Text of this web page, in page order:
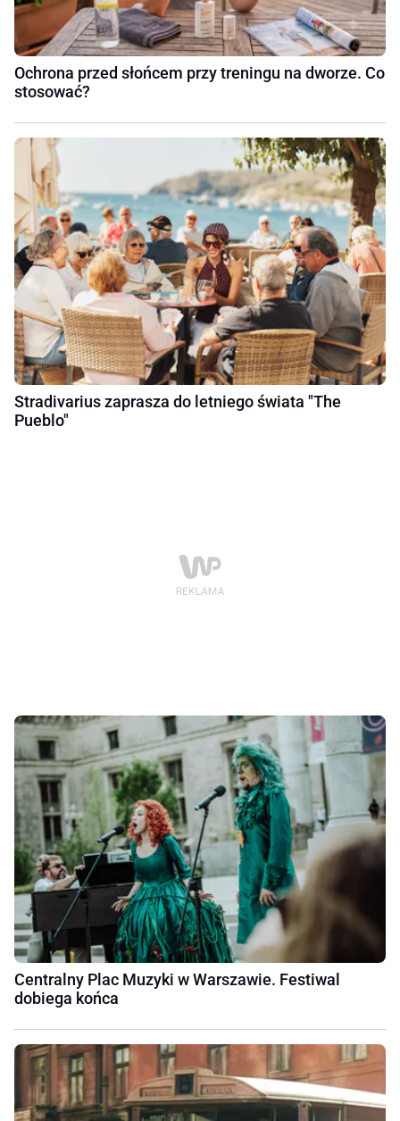
Ochrona przed słońcem przy treningu na dworze. Co
stosować?
Stradivarius zaprasza do letniego świata "The
Pueblo"
Centralny Plac Muzyki w Warszawie. Festiwal
dobiega końca